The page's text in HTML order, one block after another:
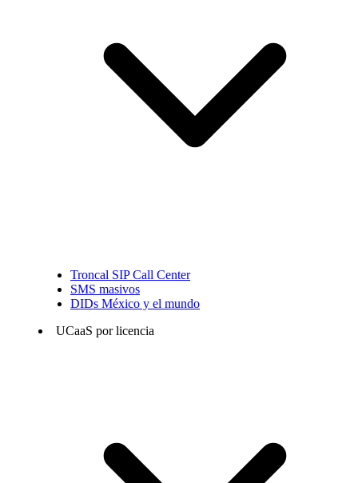
Troncal SIP Call Center
SMS masivos
DIDs México y el mundo
UCaaS por licencia